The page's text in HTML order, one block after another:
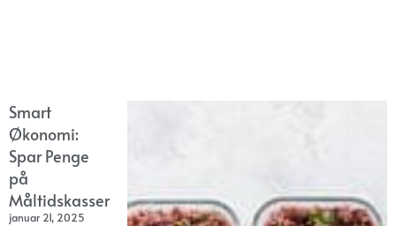
Smart
Økonomi:
Spar Penge
på
Måltidskasser
januar 21, 2025